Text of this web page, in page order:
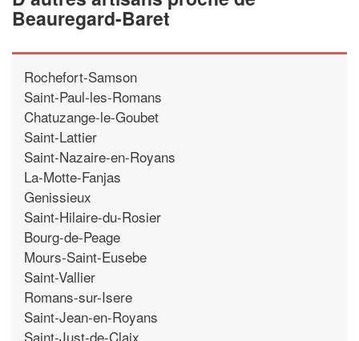
Beauregard-Baret
Rochefort-Samson
Saint-Paul-les-Romans
Chatuzange-le-Goubet
Saint-Lattier
Saint-Nazaire-en-Royans
La-Motte-Fanjas
Genissieux
Saint-Hilaire-du-Rosier
Bourg-de-Peage
Mours-Saint-Eusebe
Saint-Vallier
Romans-sur-Isere
Saint-Jean-en-Royans
Saint-Just-de-Claix